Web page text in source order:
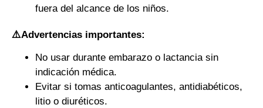
fuera del alcance de los niños.
⚠️Advertencias importantes:
No usar durante embarazo o lactancia sin
indicación médica.
Evitar si tomas anticoagulantes, antidiabéticos,
litio o diuréticos.